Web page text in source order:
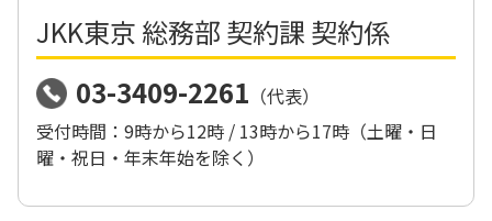
JKK東京 総務部 契約課 契約係
03-3409-2261 （代表）
受付時間：9時から12時 / 13時から17時（土曜・日
曜・祝日・年末年始を除く）